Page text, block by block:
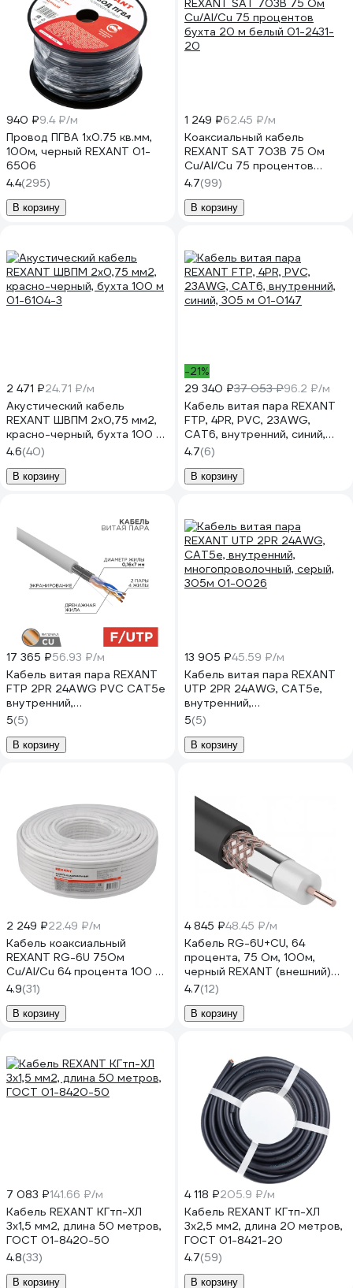
940 ₽9.4 ₽/м
Провод ПГВА 1х0.75 кв.мм,
100м, черный REXANT 01-
6506
4.4(295)
В корзину
1 249 ₽62.45 ₽/м
Коаксиальный кабель
REXANT SAT 703B 75 Ом
Cu/Al/Cu 75 процентов
бухта 20 м белый 01-2431-
4.7(99)
В корзину
2 471 ₽24.71 ₽/м
Акустический кабель
REXANT ШВПМ 2х0,75 мм2,
красно-черный, бухта 100 м
01-6104-3
4.6(40)
В корзину
-21%
29 340 ₽37 053 ₽96.2 ₽/м
Кабель витая пара REXANT
FTP, 4PR, PVC, 23AWG,
CAT6, внутренний, синий,
305 м 01-0147
4.7(6)
В корзину
17 365 ₽56.93 ₽/м
Кабель витая пара REXANT
FTP 2PR 24AWG PVC CAT5e
внутренний,
многопроволочный, 305 м
01-0125
5(5)
В корзину
13 905 ₽45.59 ₽/м
Кабель витая пара REXANT
UTP 2PR 24AWG, CAT5e,
внутренний,
многопроволочный, серый,
305м 01-0026
5(5)
В корзину
2 249 ₽22.49 ₽/м
Кабель коаксиальный
REXANT RG-6U 75Ом
Cu/Al/Cu 64 процента 100 м
белый 01-2201
4.9(31)
В корзину
4 845 ₽48.45 ₽/м
Кабель RG-6U+CU, 64
процента, 75 Ом, 100м,
черный REXANT (внешний)
01-2222
4.7(12)
В корзину
7 083 ₽141.66 ₽/м
Кабель REXANT КГтп-ХЛ
3х1,5 мм2, длина 50 метров,
ГОСТ 01-8420-50
4.8(33)
В корзину
4 118 ₽205.9 ₽/м
Кабель REXANT КГтп-ХЛ
3х2,5 мм2, длина 20 метров,
ГОСТ 01-8421-20
4.7(59)
В корзину